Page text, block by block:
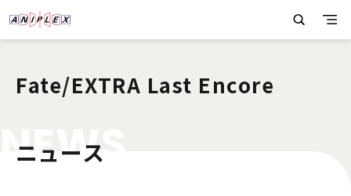
Fate/EXTRA Last Encore
NEWS
ニュース